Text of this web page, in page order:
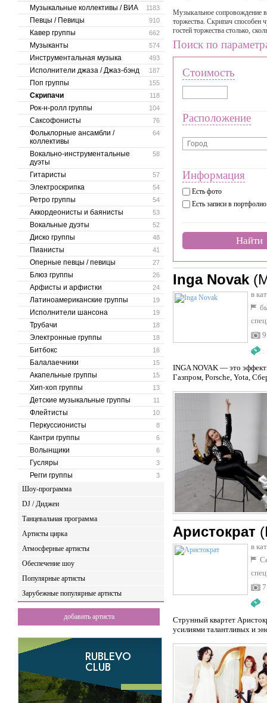
1183
Музыкальные коллективы / ВИА
910
Певцы / Певицы
662
Кавер группы
574
Музыканты
493
Инструментальная музыка
187
Исполнители джаза / Джаз-бэнд
155
Поп группы
118
Скрипачи
104
Рок-н-ролл группы
76
Саксофонисты
64
Фольклорные ансамбли /
коллективы
58
Вокально-инструментальные
дуэты
57
Гитаристы
54
Электроскрипка
54
Ретро группы
53
Аккордеонисты и баянисты
52
Вокальные дуэты
48
Диско группы
41
Пианисты
27
Оперные певцы / певицы
26
Блюз группы
24
Арфисты и арфистки
19
Латиноамериканские группы
19
Исполнители шансона
18
Трубачи
18
Электронные группы
16
Битбокс
15
Балалаечники
15
Акапельные группы
13
Хип-хоп группы
11
Детские музыкальные группы
10
Флейтисты
8
Перкуссионисты
6
Кантри группы
6
Волынщики
3
Гусляры
3
Регги группы
Шоу-программа
DJ / Диджеи
Танцевальная программа
Артисты цирка
Атмосферные артисты
Обеспечение шоу
Популярные артисты
Зарубежные популярные артисты
добавить артиста
Музыкальное сопровождение в
торжества. Скрипач способен
гостей торжества столько,
Поиск по
Стоимость
Расположение
Информация
Есть фото
Есть записи в портфолио
Найти
Inga Novak
в
9
:
INGA NOVAK — это
Газпром, Porsche, Yota,
Аристократ
в
7
:
Струнный квартет
усилиями талантливых и